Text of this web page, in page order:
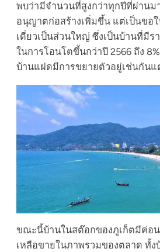
พบว่ามีจำนวนที่สูงกว่าทุกปีที่ผ่านม
อนุญาตก่อสร้างเพิ่มขึ้น แต่เป็นขอ
เดี่ยวเป็นส่วนใหญ่ ซึ่งเป็นบ้านที่มีร
ในการโอนโตขึ้นกว่าปี 2566 ถึง
บ้านแฝดมีการขยายตัวอยู่เช่นกันแ
ขณะนี้บ้านในสต๊อกของภูเก็ตมีค่อ
เหลือขายในภาพรวมของตลาด ทั้